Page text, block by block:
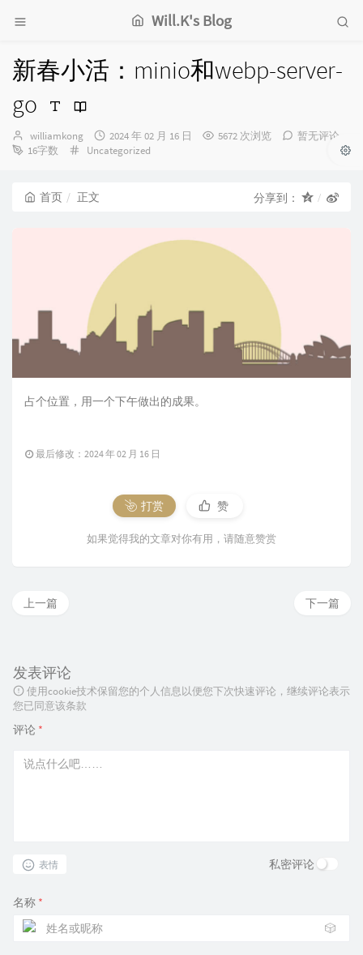
Will.K's Blog
新春小活：minio和webp-server-
go
博
主：
williamkong
发
布
2024 年 02 月 16 日 5672 次浏览
暂无评论
16字数
分
Uncategorized
首页 正文 分享到：
占个位置，用一个下午做出的成果。
最后修改：2024 年 02 月 16 日
打赏 赞
如果觉得我的文章对你有用，请随意赞赏
下一篇
上一篇
发表评论
使用cookie技术保留您的个人信息以便您下次快速评论，继续评论表示
您已同意该条款
评论 *
表情 私密评论
名称 *
🎲